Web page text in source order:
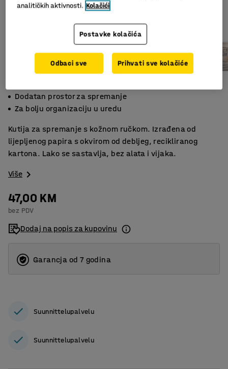
Dodatan prostor za spremanje
Za bolju organizaciju u uredu
Kutija za spremanje s kožnom ručkom. Izrađena od
lijepljenog papira s okvirom od debljeg, recikliranog
kartona. Lako se sastavlja, bez alata i vijaka.
Više
47,00 KM
bez PDV
Dodaj na popis za kupovinu
Garancja od 7 godina
Suunnittelupalvelu
Suunnittelupalvelu
analitičkih aktivnosti. Kolačići
Postavke kolačića
Odbaci sve Prihvati sve kolačiće